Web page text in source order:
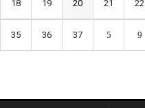
18 19 20 21 22
35 36 37